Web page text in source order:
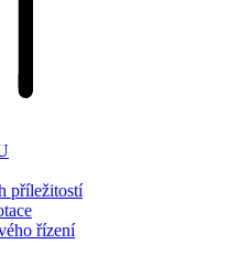
příležitostí
řízení